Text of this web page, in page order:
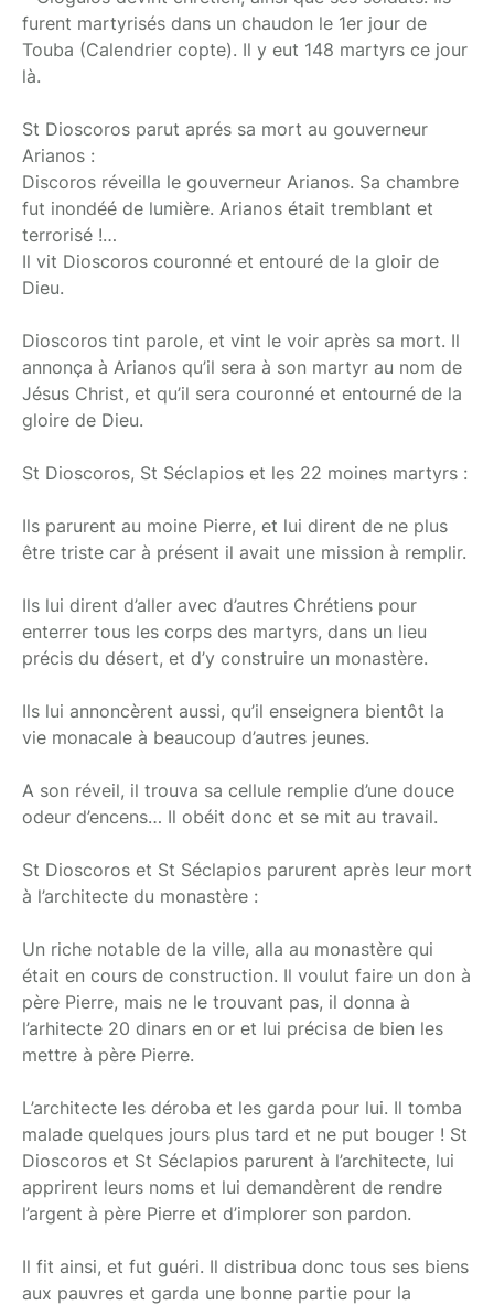
furent martyrisés dans un chaudon le 1er jour de
Touba (Calendrier copte). Il y eut 148 martyrs ce jour
là.
St Dioscoros parut aprés sa mort au gouverneur
Arianos :
Discoros réveilla le gouverneur Arianos. Sa chambre
fut inondéé de lumière. Arianos était tremblant et
terrorisé !…
Il vit Dioscoros couronné et entouré de la gloir de
Dieu.
Dioscoros tint parole, et vint le voir après sa mort. Il
annonça à Arianos qu’il sera à son martyr au nom de
Jésus Christ, et qu’il sera couronné et entourné de la
gloire de Dieu.
St Dioscoros, St Séclapios et les 22 moines martyrs :
Ils parurent au moine Pierre, et lui dirent de ne plus
être triste car à présent il avait une mission à remplir.
Ils lui dirent d’aller avec d’autres Chrétiens pour
enterrer tous les corps des martyrs, dans un lieu
précis du désert, et d’y construire un monastère.
Ils lui annoncèrent aussi, qu’il enseignera bientôt la
vie monacale à beaucoup d’autres jeunes.
A son réveil, il trouva sa cellule remplie d’une douce
odeur d’encens… Il obéit donc et se mit au travail.
St Dioscoros et St Séclapios parurent après leur mort
à l’architecte du monastère :
Un riche notable de la ville, alla au monastère qui
était en cours de construction. Il voulut faire un don à
père Pierre, mais ne le trouvant pas, il donna à
l’arhitecte 20 dinars en or et lui précisa de bien les
mettre à père Pierre.
L’architecte les déroba et les garda pour lui. Il tomba
malade quelques jours plus tard et ne put bouger ! St
Dioscoros et St Séclapios parurent à l’architecte, lui
apprirent leurs noms et lui demandèrent de rendre
l’argent à père Pierre et d’implorer son pardon.
Il fit ainsi, et fut guéri. Il distribua donc tous ses biens
aux pauvres et garda une bonne partie pour la